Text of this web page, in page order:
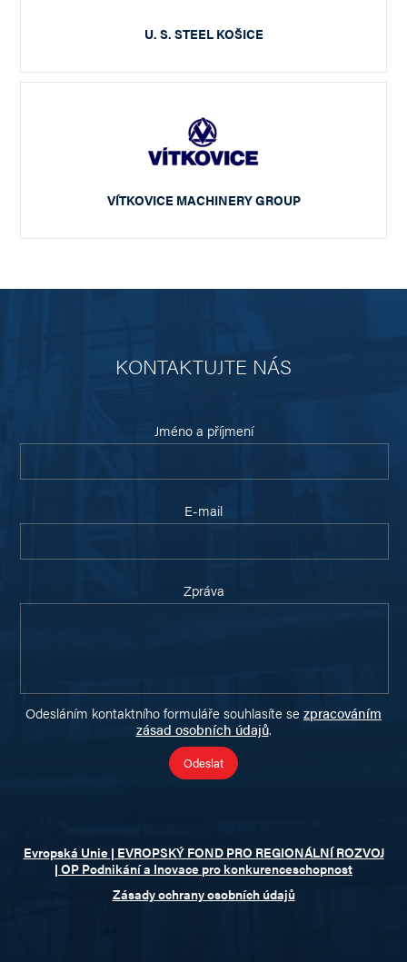
U. S. STEEL KOŠICE
VÍTKOVICE MACHINERY GROUP
KONTAKTUJTE NÁS
Jméno a příjmení
E-mail
Zpráva
Odesláním kontaktního formuláře souhlasíte se zpracováním
zásad osobních údajů.
Evropská Unie | EVROPSKÝ FOND PRO REGIONÁLNÍ ROZVOJ
| OP Podnikání a Inovace pro konkurenceschopnost
Zásady ochrany osobních údajů